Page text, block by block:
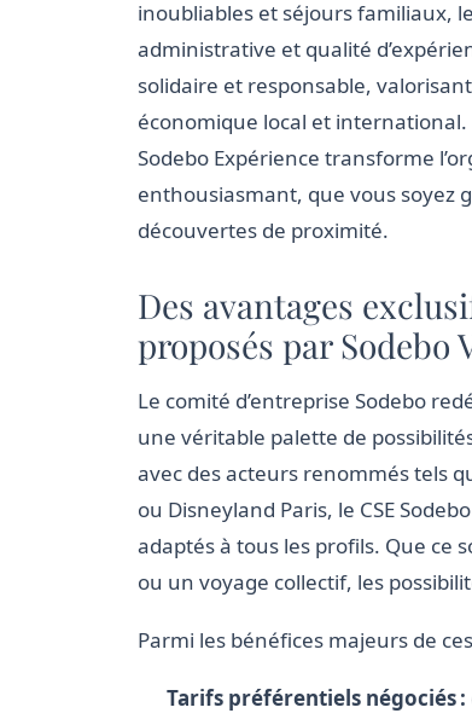
inoubliables et séjours familiaux,
administrative et qualité
solidaire et responsable,
économique local et
Sodebo Expérience transforme
enthousiasmant, que vous soyez
découvertes de proximité.
Des avantages
proposés par Sodebo
Le comité d’entreprise Sodebo
une véritable palette de
avec des acteurs renommés tels
ou Disneyland Paris, le CSE
adaptés à tous les profils. Que ce
ou un voyage collectif, les
Parmi les bénéfices majeurs de
Tarifs préférentiels négociés :